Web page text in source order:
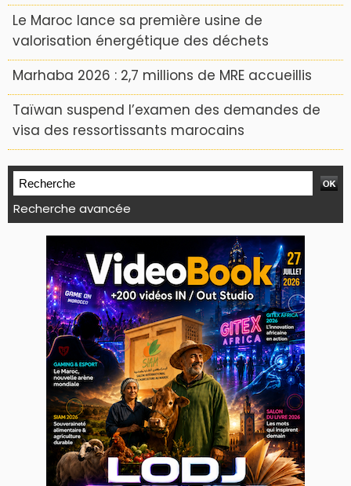
Le Maroc lance sa première usine de
valorisation énergétique des déchets
Marhaba 2026 : 2,7 millions de MRE accueillis
Taïwan suspend l’examen des demandes de
visa des ressortissants marocains
Recherche avancée